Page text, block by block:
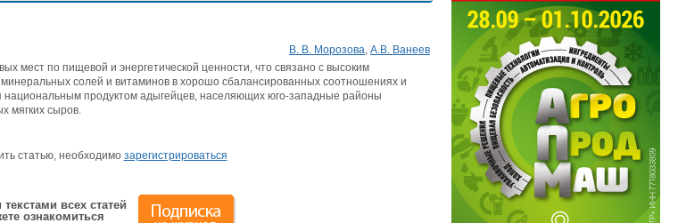
В. В. Морозова, А.В. Ванеев
мест по пищевой и энергетической ценности, что связано с высоким
солей и витаминов в хорошо сбалансированных соотношениях и
продуктом адыгейцев, населяющих юго-западные районы
мягких сыров.
статью, необходимо зарегистрироваться
всех статей
ознакомиться